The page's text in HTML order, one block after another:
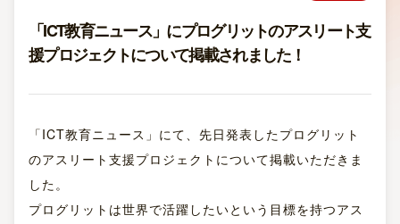
「ICT教育ニュース」にプログリットのアスリート支
援プロジェクトについて掲載されました！
「ICT教育ニュース」にて、先日発表したプログリット
のアスリート支援プロジェクトについて掲載いただきま
した。
プログリットは世界で活躍したいという目標を持つアス